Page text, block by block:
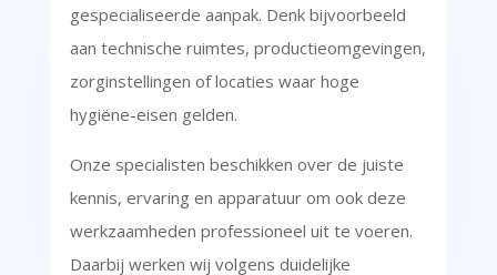
gespecialiseerde aanpak. Denk bijvoorbeeld
aan technische ruimtes, productieomgevingen,
zorginstellingen of locaties waar hoge
hygiëne-eisen gelden.
Onze specialisten beschikken over de juiste
kennis, ervaring en apparatuur om ook deze
werkzaamheden professioneel uit te voeren.
Daarbij werken wij volgens duidelijke